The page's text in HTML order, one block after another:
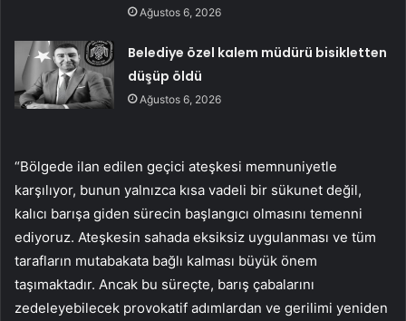
Ağustos 6, 2026
Belediye özel kalem müdürü bisikletten
düşüp öldü
Ağustos 6, 2026
“Bölgede ilan edilen geçici ateşkesi memnuniyetle
karşılıyor, bunun yalnızca kısa vadeli bir sükunet değil,
kalıcı barışa giden sürecin başlangıcı olmasını temenni
ediyoruz. Ateşkesin sahada eksiksiz uygulanması ve tüm
tarafların mutabakata bağlı kalması büyük önem
taşımaktadır. Ancak bu süreçte, barış çabalarını
zedeleyebilecek provokatif adımlardan ve gerilimi yeniden